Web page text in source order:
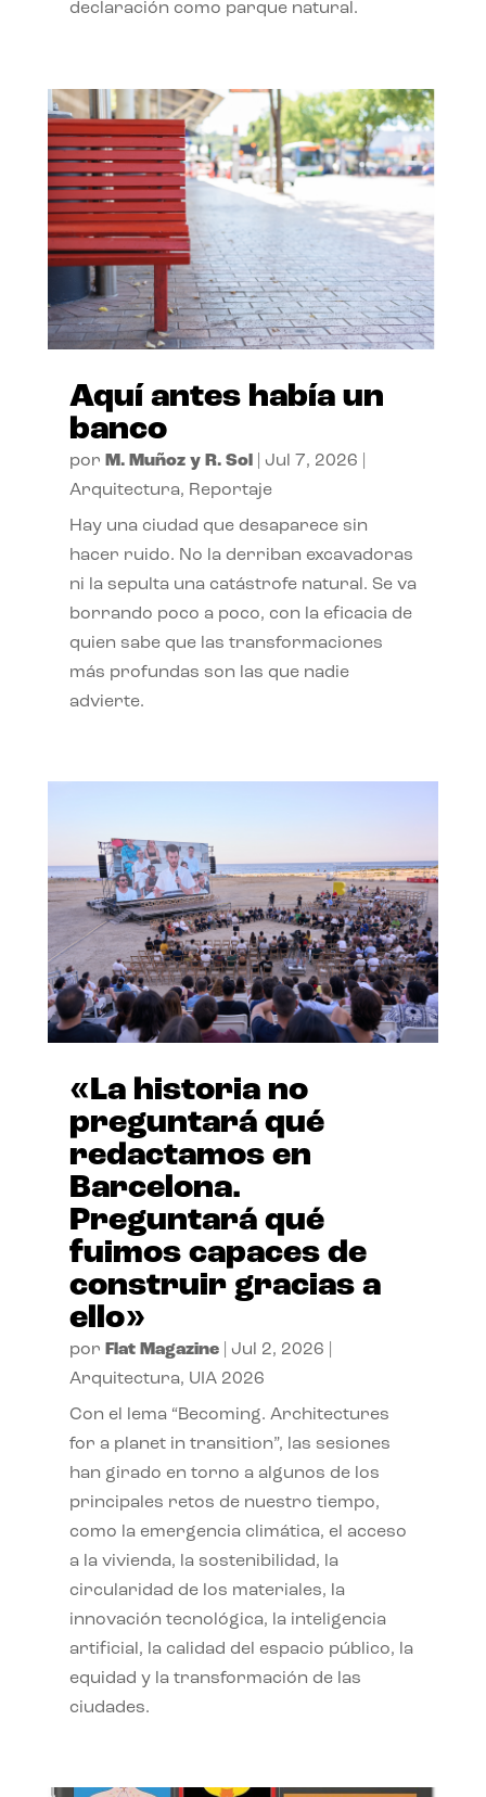
declaración como parque natural.
Aquí antes había un
banco
por M. Muñoz y R. Sol Jul 7, 2026
Arquitectura, Reportaje
Hay una ciudad que desaparece sin
hacer ruido. No la derriban excavadoras
ni la sepulta una catástrofe natural. Se va
borrando poco a poco, con la eficacia de
quien sabe que las transformaciones
más profundas son las que nadie
advierte.
«La historia no
preguntará qué
redactamos en
Barcelona.
Preguntará qué
fuimos capaces de
construir gracias a
ello»
por Flat Magazine| Jul 2, 2026
Arquitectura, UIA 2026
Con el lema “Becoming. Architectures
for a planet in transition”, las sesiones
han girado en torno a algunos de los
principales retos de nuestro tiempo,
como la emergencia climática, el acceso
a la vivienda, la sostenibilidad, la
circularidad de los materiales, la
innovación tecnológica, la inteligencia
artificial, la calidad del espacio público, la
equidad y la transformación de las
ciudades.